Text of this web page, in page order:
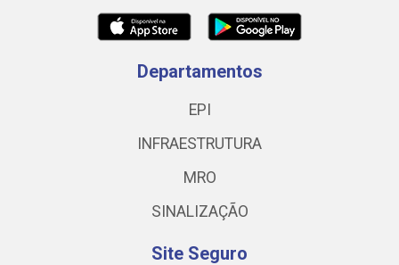
Departamentos
EPI
INFRAESTRUTURA
MRO
SINALIZAÇÃO
Site Seguro